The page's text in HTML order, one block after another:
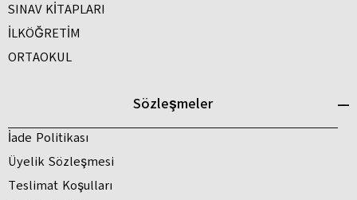
SINAV KİTAPLARI
İLKÖĞRETİM
ORTAOKUL
Sözleşmeler
İade Politikası
Üyelik Sözleşmesi
Teslimat Koşulları